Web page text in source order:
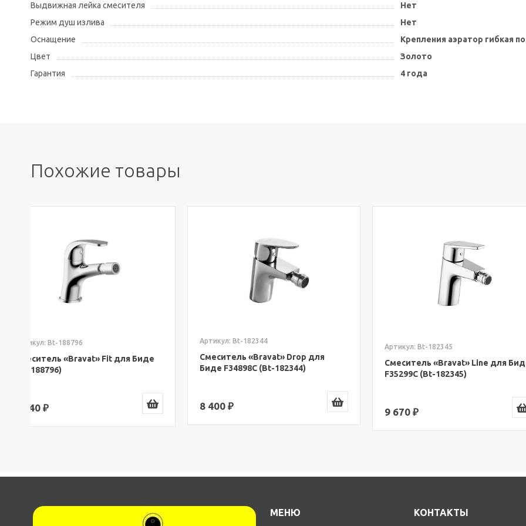
Выдвижная лейка смесителя
Нет
Режим душ излива
Нет
Оснащение
Крепления аэратор гибкая
Цвет
Золото
Гарантия
4 года
Похожие товары
Артикул: Bt-182344
Смеситель «Bravat» Drop для
Биде F34898C (Bt-182344)
8 400 ₽
Смеситель «Bravat» Line для Биде
F35299C (Bt-182345)
9 670 ₽
бронза F375109U (Bt-
МЕНЮ КОНТАКТЫ